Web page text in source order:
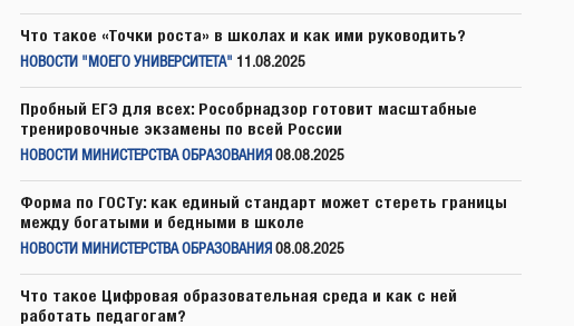
Что такое «Точки роста» в школах и как ими руководить?
НОВОСТИ "МОЕГО УНИВЕРСИТЕТА" 11.08.2025
Пробный ЕГЭ для всех: Рособрнадзор готовит масштабные
тренировочные экзамены по всей России
НОВОСТИ МИНИСТЕРСТВА ОБРАЗОВАНИЯ 08.08.2025
Форма по ГОСТу: как единый стандарт может стереть границы
между богатыми и бедными в школе
НОВОСТИ МИНИСТЕРСТВА ОБРАЗОВАНИЯ 08.08.2025
Что такое Цифровая образовательная среда и как с ней
работать педагогам?